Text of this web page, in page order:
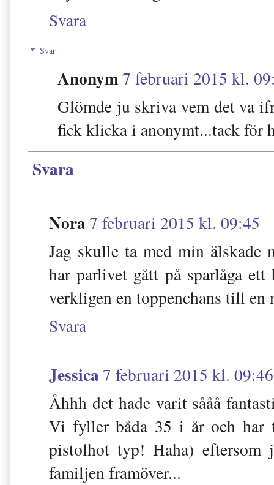
Svara
Svar
Anonym7 februari 2015 kl.
Glömde ju skriva vem det va
fick klicka i anonymt...tack för
Svara
Nora7 februari 2015 kl. 09:45
Jag skulle ta med min älskade
har parlivet gått på sparlåga
verkligen en toppenchans till en
Svara
Jessica7 februari 2015 kl. 09:46
Åhhh det hade varit sååå
Vi fyller båda 35 i år och har
pistolhot typ! Haha) eftersom
familjen framöver...